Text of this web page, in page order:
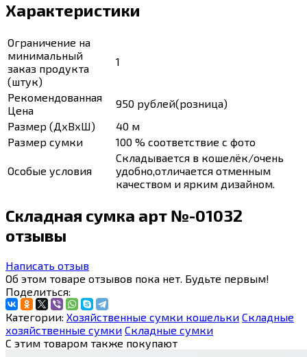
Характеристики
Ограничение на
минимальный
заказ продукта
(штук)
1
Рекомендованная
Цена
950 рублей(розница)
Размер (ДхВхШ)
40 м
Размер сумки
100 % соответствие с фото
Особые условия
Складывается в кошелёк/очень
удобно,отличается отменным
качеством и ярким дизайном.
Складная сумка арт №-01032
отзывы
Написать отзыв
Об этом товаре отзывов пока нет. Будьте первым!
Поделиться:
Категории: Хозяйственные сумки кошельки Складные
хозяйственные сумки Складные сумки
С этим товаром также покупают